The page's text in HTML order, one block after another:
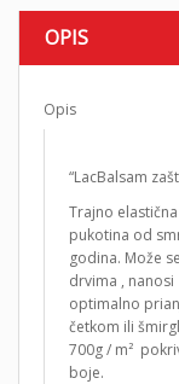
OPIS
Opis
“LacBalsam
Trajno
pukotina od
godina. Može
drvima ,
optimalno
četkom ili
700g / m²
boje.